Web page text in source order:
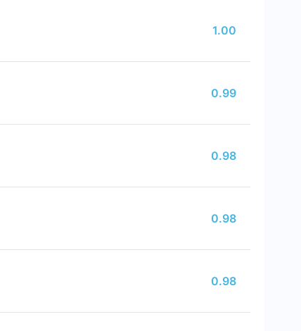
1.00
0.99
0.98
0.98
0.98